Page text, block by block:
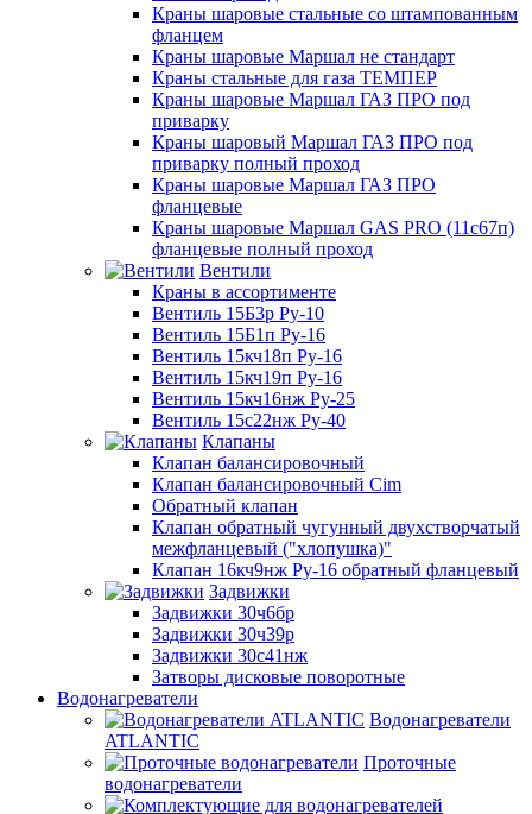
Краны шаровые стальные со штампованным
фланцем
Краны шаровые Маршал не стандарт
Краны стальные для газа ТЕМПЕР
Краны шаровые Маршал ГАЗ ПРО под
приварку
Краны шаровый Маршал ГАЗ ПРО под
приварку полный проход
Краны шаровые Маршал ГАЗ ПРО
фланцевые
Краны шаровые Маршал GAS PRO (11с67п)
фланцевые полный проход
Вентили
Краны в ассортименте
Вентиль 15Б3р Ру-10
Вентиль 15Б1п Ру-16
Вентиль 15кч18п Ру-16
Вентиль 15кч19п Ру-16
Вентиль 15кч16нж Ру-25
Вентиль 15с22нж Ру-40
Клапаны
Клапан балансировочный
Клапан балансировочный Cim
Обратный клапан
Клапан обратный чугунный двухстворчатый
межфланцевый ("хлопушка)"
Клапан 16кч9нж Ру-16 обратный фланцевый
Задвижки
Задвижки 30ч6бр
Задвижки 30ч39р
Задвижки 30с41нж
Затворы дисковые поворотные
Водонагреватели
Водонагреватели
ATLANTIC
Проточные
водонагреватели